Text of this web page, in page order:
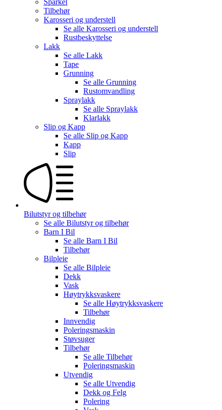
Tilbehør
Karosseri og understell
Se alle Karosseri og understell
Rustbeskyttelse
Lakk
Se alle Lakk
Tape
Grunning
Se alle Grunning
Rustomvandling
Spraylakk
Se alle Spraylakk
Klarlakk
Slip og Kapp
Se alle Slip og Kapp
Kapp
Slip
Bilutstyr og tilbehør
Se alle Bilutstyr og tilbehør
Barn I Bil
Se alle Barn I Bil
Tilbehør
Bilpleie
Se alle Bilpleie
Dekk
Vask
Høytrykksvaskere
Se alle Høytrykksvaskere
Tilbehør
Innvendig
Poleringsmaskin
Støvsuger
Tilbehør
Se alle Tilbehør
Poleringsmaskin
Utvendig
Se alle Utvendig
Dekk og Felg
Polering